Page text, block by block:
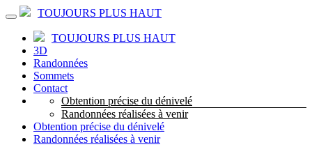
TOUJOURS PLUS HAUT
TOUJOURS PLUS HAUT
3D
Randonnées
Sommets
Contact
Obtention précise du dénivelé
Randonnées réalisées à venir
Obtention précise du dénivelé
Randonnées réalisées à venir